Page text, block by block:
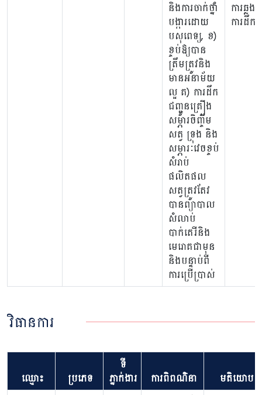
និងការចាក់ថ្នាំ
បង្ការដោយ
បសុពេទ្យ, ខ)
ខ្ចប់ឱ្យបាន
ត្រឹមត្រូវនិង
មានអនាម័យ
ល្អ គ) ការដឹក
ជញ្ជូនគ្រឿង
សម្ភារចិញ្ចឹម
សត្វ ទ្រុង និង
សម្ភារៈវេចខ្ចប់
សំរាប់
ផលិតផល
សត្វត្រូវតែវ
បានព្យាបាល
សំលាប់
បាក់តេរីនិង
មេរោគជាមុន
និងបន្ទាប់ពី
ការប្រើប្រាស់
ការឆ្លង
ការដឹក
វិធានការ
ឈ្មោះ ប្រភេទ
ទី
ភ្នាក់ងារ
ការពិពណ៌នា មតិយោបល់